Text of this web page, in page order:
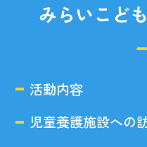
みらいこど
活動内容
児童養護施設への